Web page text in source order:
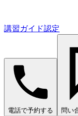
講習ガイド認定
電話で予約する 問い